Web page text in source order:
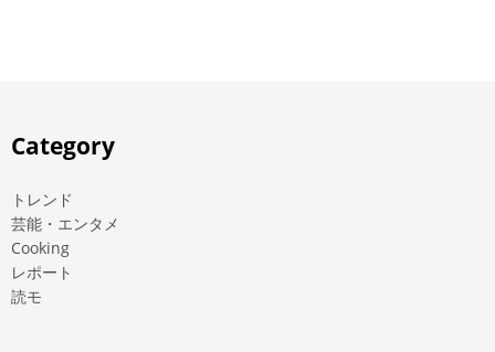
Category
トレンド
芸能・エンタメ
Cooking
レポート
読モ